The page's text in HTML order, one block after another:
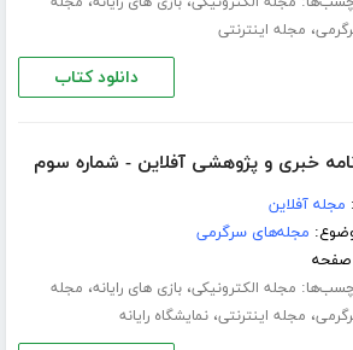
، مجله اینترنتی
دانلود کتاب
خبری و پژوهشی آفلاین - شماره سوم
مجله آفلاین
مجله‌های سرگرمی
مجله الکترونیکی،بازی های رایانه، مجله
، مجله اینترنتی،نمایشگاه رایانه